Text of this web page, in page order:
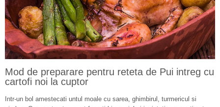
Mod de preparare pentru reteta de Pui intreg cu
cartofi noi la cuptor
Intr-un bol amestecati untul moale cu sarea, ghimbirul, turmericul si